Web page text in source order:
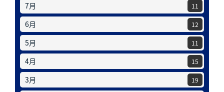
7月 11
6月 12
5月 11
4月 15
3月 19